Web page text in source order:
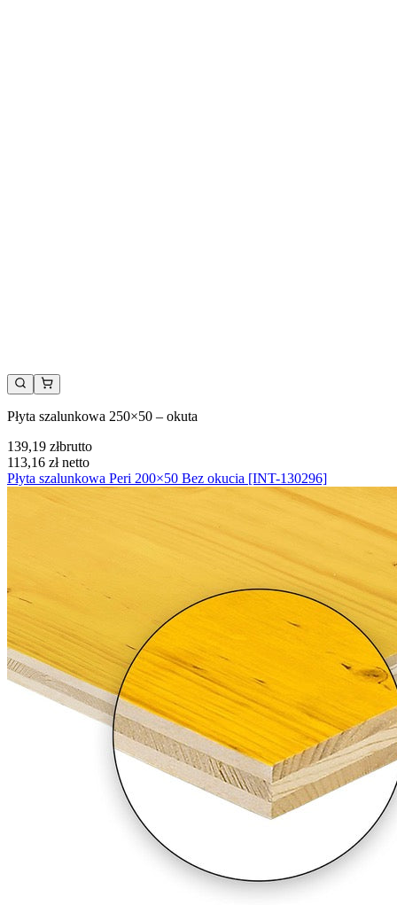
Płyta szalunkowa 250×50 – okuta
139,19 złbrutto
113,16 zł netto
Płyta szalunkowa Peri 200×50 Bez okucia [INT-130296]